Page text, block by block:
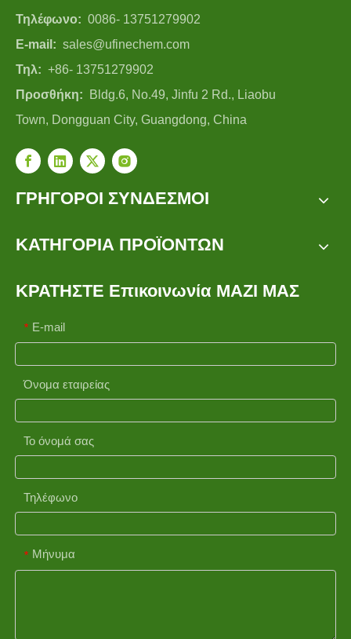
Τηλέφωνο: 0086- 13751279902
E-mail: sales@ufinechem.com
Τηλ: +86- 13751279902
Προσθήκη:
Bldg.6, No.49, Jinfu 2 Rd., Liaobu
Town, Dongguan City, Guangdong, China
ΓΡΗΓΟΡΟΙ ΣΥΝΔΕΣΜΟΙ
ΚΑΤΗΓΟΡΙΑ ΠΡΟΪΟΝΤΩΝ
ΚΡΑΤΗΣΤΕ Επικοινωνία ΜΑΖΙ ΜΑΣ
* E-mail
Όνομα εταιρείας
Το όνομά σας
Τηλέφωνο
* Μήνυμα